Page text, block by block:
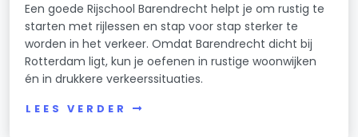
Een goede Rijschool Barendrecht helpt je om rustig te
starten met rijlessen en stap voor stap sterker te
worden in het verkeer. Omdat Barendrecht dicht bij
Rotterdam ligt, kun je oefenen in rustige woonwijken
én in drukkere verkeerssituaties.
LEES VERDER